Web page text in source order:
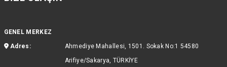
GENEL MERKEZ
Adres:
Ahmediye Mahallesi, 1501. Sokak No:1 54580
Arifiye/Sakarya, TÜRKİYE